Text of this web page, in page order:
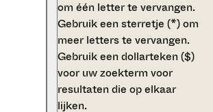
om één letter te vervangen.
Gebruik eensterretje (*)om
meer letters te vervangen.
Gebruik eendollarteken ($)
voor uw zoekterm voor
resultaten die op elkaar
lijken.